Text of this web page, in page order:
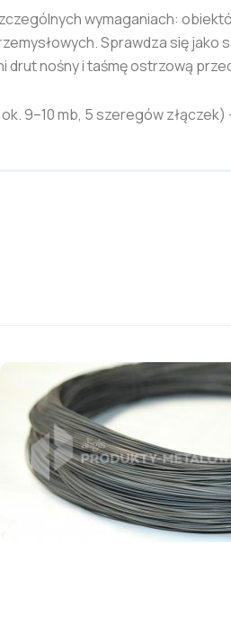
wymaganiach:
Sprawdza się
nośny i taśmę ostrzową
9–10 mb, 5 szeregów